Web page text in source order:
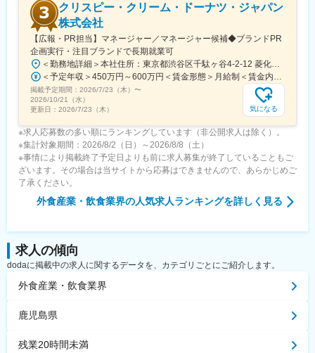
変更の範囲：会社の定める業務
クリスピー・クリーム・ドーナツ・ジャパン
株式会社
【広報・PR担当】マネージャー／マネージャー候補◆ブランドPR
企画実行・注目ブランドで長期就業可
掲載予定期間： 2026/7/23（木） 〜
2026/10/21（水）
更新日： 2026/7/23（木） 気になる
※求人応募数の多い順にランキングしています（非公開求人は除く）。
※集計対象期間：2026/8/2（日）～2026/8/8（土）
※事情により掲載終了予定日よりも前に求人募集が終了していることもご
ざいます。その場合は当サイトから応募はできませんので、あらかじめご
了承ください。
外食産業・飲食業界の人気求人ランキングを詳しく見る
求人の傾向
dodaに掲載中の求人に関するデータを、カテゴリごとにご紹介します。
外食産業・飲食業界
鹿児島県
残業20時間未満